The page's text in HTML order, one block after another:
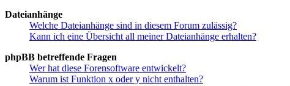
Dateianhänge
Welche Dateianhänge sind in diesem Forum zulässig?
Kann ich eine Übersicht all meiner Dateianhänge erhalten?
phpBB betreffende Fragen
Wer hat diese Forensoftware entwickelt?
Warum ist Funktion x oder y nicht enthalten?